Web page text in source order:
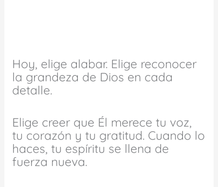
Hoy, elige alabar. Elige reconocer
la grandeza de Dios en cada
detalle.
Elige creer que Él merece tu voz,
tu corazón y tu gratitud. Cuando lo
haces, tu espíritu se llena de
fuerza nueva.